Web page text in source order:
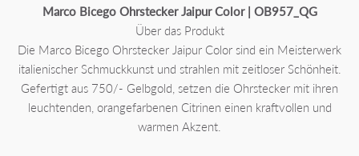
Marco Bicego Ohrstecker Jaipur Color | OB957_QG
Über das Produkt
Die Marco Bicego Ohrstecker Jaipur Color sind ein Meisterwerk
italienischer Schmuckkunst und strahlen mit zeitloser Schönheit.
Gefertigt aus 750/- Gelbgold, setzen die Ohrstecker mit ihren
leuchtenden, orangefarbenen Citrinen einen kraftvollen und
warmen Akzent.